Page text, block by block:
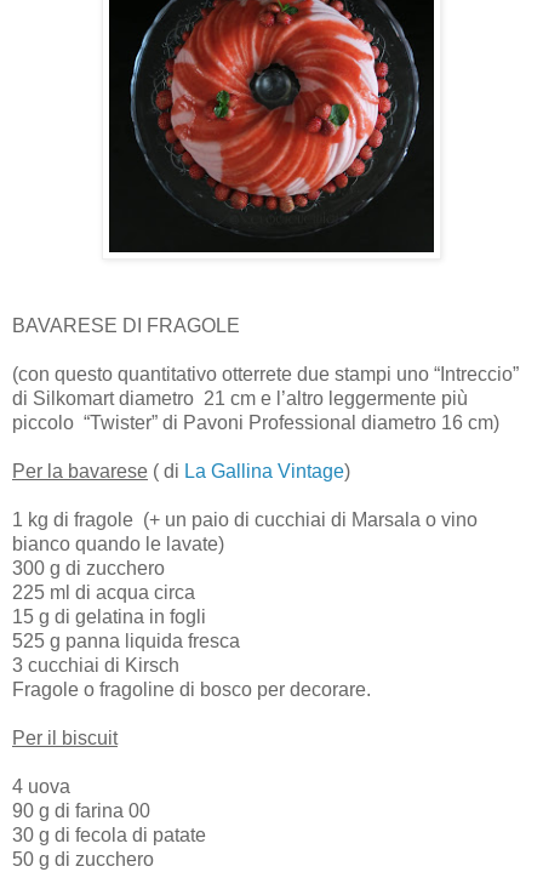
BAVARESE DI FRAGOLE
(con questo quantitativo otterrete due stampi uno “Intreccio”
di Silkomart diametro 21 cm e l’altro leggermente più
piccolo “Twister” di Pavoni Professional diametro 16 cm)
Per la bavarese ( di La Gallina Vintage)
1 kg di fragole (+ un paio di cucchiai di Marsala o vino
bianco quando le lavate)
300 g di zucchero
225 ml di acqua circa
15 g di gelatina in fogli
525 g panna liquida fresca
3 cucchiai di Kirsch
Fragole o fragoline di bosco per decorare.
Per il biscuit
4 uova
90 g di farina 00
30 g di fecola di patate
50 g di zucchero